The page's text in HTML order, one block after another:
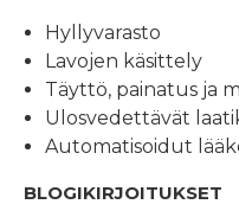
Hyllyvarasto
Lavojen käsittely
Täyttö, painatus ja
Ulosvedettävät
Automatisoidut
BLOGIKIRJOITUKSET